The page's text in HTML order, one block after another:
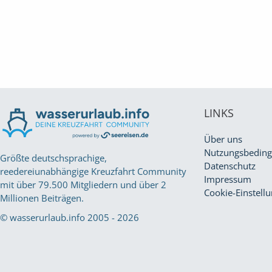
Größte deutschsprachige,
reedereiunabhängige Kreuzfahrt Community
mit über 79.500 Mitgliedern und über 2
Millionen Beiträgen.
© wasserurlaub.info 2005 - 2026
LINKS
Über uns
Datenschutz
Impressum
Cookie-